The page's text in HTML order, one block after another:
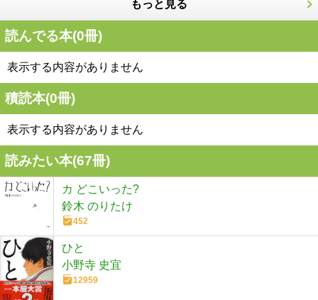
もっと見る
読んでる本(0冊)
表示する内容がありません
積読本(0冊)
表示する内容がありません
読みたい本(67冊)
カ どこいった?
鈴木 のりたけ
452
ひと
小野寺 史宜
12959